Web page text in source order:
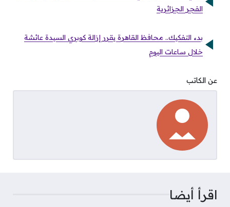
الفجر الجزائرية
بدء التفكيك.. محافظ القاهرة يقرر إزالة كوبري السيدة عائشة
خلال ساعات اليوم
عن الكاتب
اقرأ أيضا